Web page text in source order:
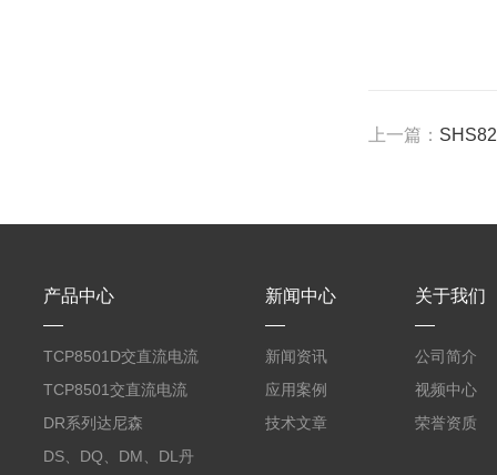
上一篇：
产品中心
TCP8501D交直流电流
探头500A
TCP8501交直流电流
探头500A
DR系列达尼森
Danisense高精度电流
DS、DQ、DM、DL丹
新闻中心
新闻资讯
应用案例
技术文章
关于我们
公司简介
视频中心
荣誉资质